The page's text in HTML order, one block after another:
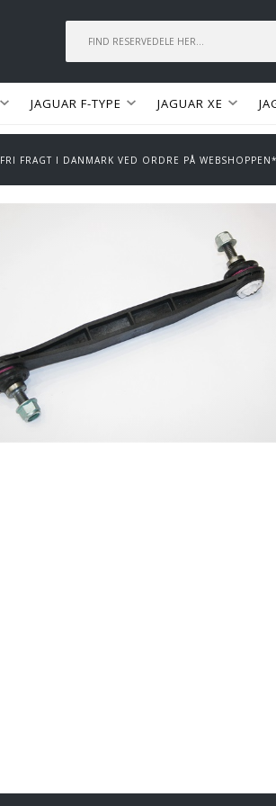
JAGUAR F-TYPE JAGUAR XE
FRI FRAGT I DANMARK VED ORDRE PÅ WEBSHOPPEN*